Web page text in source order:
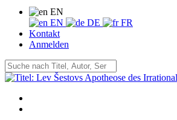
EN
EN
DE
FR
Kontakt
Anmelden